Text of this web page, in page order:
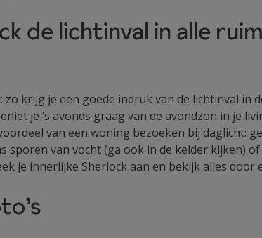
de lichtinval in alle
zo krijg je een goede indruk van de lichtinval in
je ’s avonds graag van de avondzon in je
van een woning bezoeken bij daglicht:
sporen van vocht (ga ook in de kelder kijken)
je innerlijke Sherlock aan en bekijk alles door